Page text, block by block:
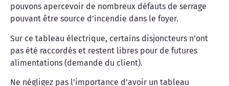
pouvons apercevoir de nombreux défauts de serrage
pouvant être source d’incendie dans le foyer.
Sur ce tableau électrique, certains disjoncteurs n’ont
pas été raccordés et restent libres pour de futures
alimentations (demande du client).
Ne négligez pas l’importance d’avoir un tableau